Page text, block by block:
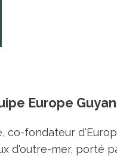
Europe
co-fondateur
d'outre-mer, porté